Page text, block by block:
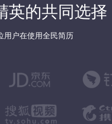
英的共同选择
用户在使用全民简历